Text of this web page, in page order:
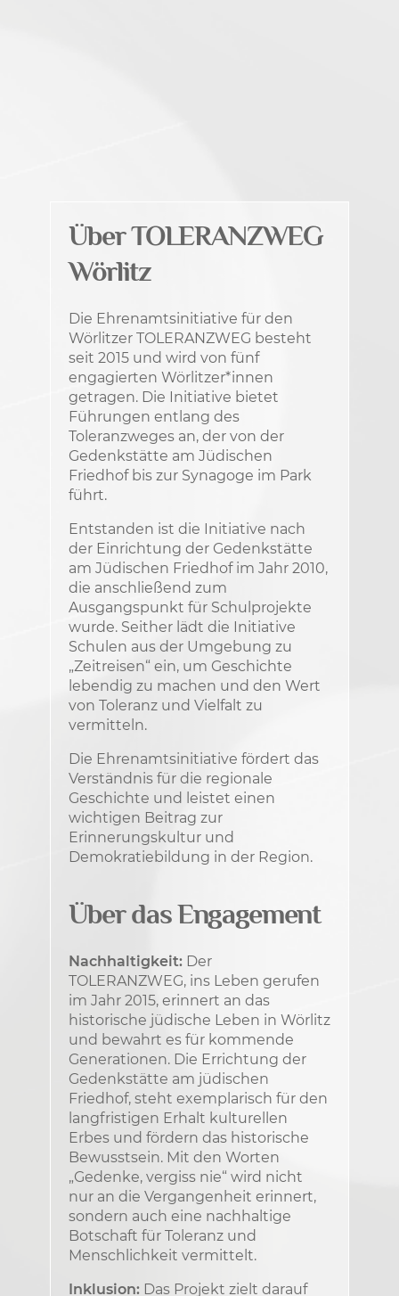
Über TOLERANZWEG
Wörlitz
Die Ehrenamtsinitiative für den
Wörlitzer TOLERANZWEG besteht
seit 2015 und wird von fünf
engagierten Wörlitzer*innen
getragen. Die Initiative bietet
Führungen entlang des
Toleranzweges an, der von der
Gedenkstätte am Jüdischen
Friedhof bis zur Synagoge im Park
führt.
Entstanden ist die Initiative nach
der Einrichtung der Gedenkstätte
am Jüdischen Friedhof im Jahr 2010,
die anschließend zum
Ausgangspunkt für Schulprojekte
wurde. Seither lädt die Initiative
Schulen aus der Umgebung zu
„Zeitreisen“ ein, um Geschichte
lebendig zu machen und den Wert
von Toleranz und Vielfalt zu
vermitteln.
Die Ehrenamtsinitiative fördert das
Verständnis für die regionale
Geschichte und leistet einen
wichtigen Beitrag zur
Erinnerungskultur und
Demokratiebildung in der Region.
Über das Engagement
Nachhaltigkeit: Der
TOLERANZWEG, ins Leben gerufen
im Jahr 2015, erinnert an das
historische jüdische Leben in Wörlitz
und bewahrt es für kommende
Generationen. Die Errichtung der
Gedenkstätte am jüdischen
Friedhof, steht exemplarisch für den
langfristigen Erhalt kulturellen
Erbes und fördern das historische
Bewusstsein. Mit den Worten
„Gedenke, vergiss nie“ wird nicht
nur an die Vergangenheit erinnert,
sondern auch eine nachhaltige
Botschaft für Toleranz und
Menschlichkeit vermittelt.
Inklusion: Das Projekt zielt darauf